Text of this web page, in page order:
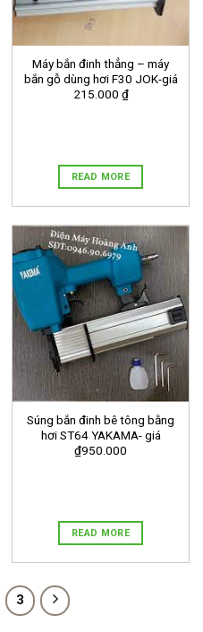
Máy bắn đinh thẳng – máy
bắn gỗ dùng hơi F30 JOK-giá
215.000 ₫
READ MORE
Súng bắn đinh bê tông bằng
hơi ST64 YAKAMA- giá
₫950.000
READ MORE
3